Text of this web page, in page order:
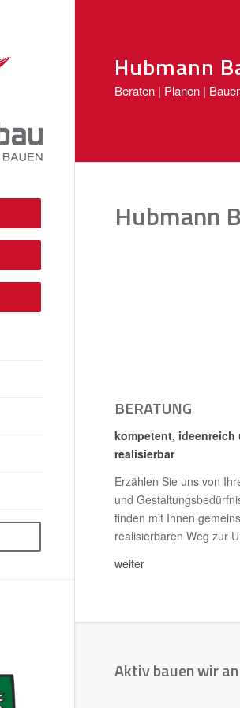
Hubmann
Beraten | Planen |
Hubmann
BERATUNG
kompetent, ideenreich
realisierbar
Erzählen Sie uns von
und
finden mit Ihnen
realisierbaren Weg zur
weiter
Aktiv bauen wir